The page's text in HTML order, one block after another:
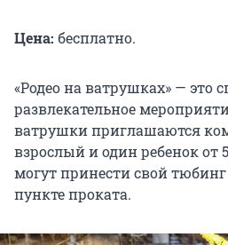
Цена: бесплатно.
«Родео на ватрушках» — это
развлекательное
ватрушки приглашаются
взрослый и один ребенок от
могут принести свой тюбинг
пункте проката.